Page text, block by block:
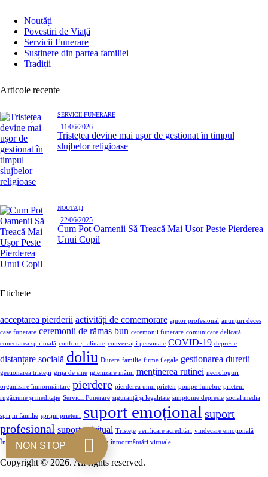
Noutăți
Povestiri de Viață
Servicii Funerare
Susținere din partea familiei
Tradiții
Articole recente
SERVICII FUNERARE
11/06/2026
Tristețea devine mai ușor de gestionat în timpul
slujbelor religioase
NOUTĂȚI
22/06/2025
Cum Pot Oamenii Să Treacă Mai Ușor Peste Pierderea
Unui Copil
Etichete
acceptarea pierderii activități de comemorare ajutor profesional anunțuri deces
case funerare ceremonii de rămas bun ceremonii funerare comunicare delicată
conectarea spirituală confort și alinare conversații personale COVID-19 depresie
distanțare socială doliu Durere familie firme ilegale gestionarea durerii
gestionarea tristeții grija de sine igienizare mâini menținerea rutinei necrologuri
organizare înmormântare pierdere pierderea unui prieten pompe funebre prieteni
rugăciune și meditație Servicii Funerare siguranță și legalitate simptome depresie social media
sprijin familie sprijin prieteni suport emoțional suport
profesional suport spiritual Tristețe verificare acreditări vindecare emoțională
Înmormântare
înmormântări pandemie înmormântări virtuale
Copyright © 2026. All rights reserved.
NON STOP